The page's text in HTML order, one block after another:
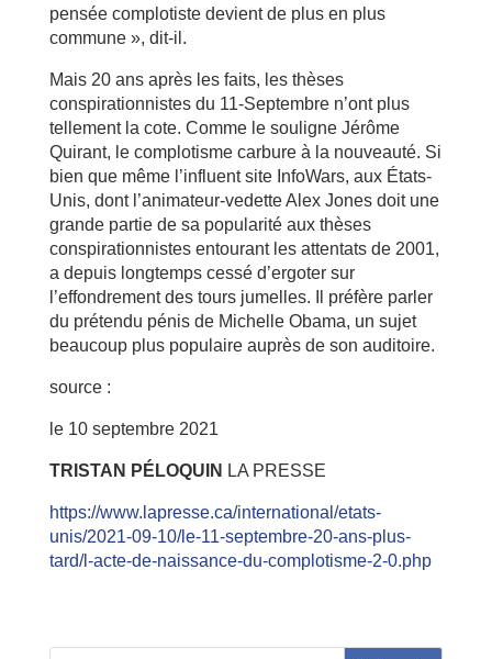
pensée complotiste devient de plus en plus
commune », dit-il.
Mais 20 ans après les faits, les thèses
conspirationnistes du 11-Septembre n’ont plus
tellement la cote. Comme le souligne Jérôme
Quirant, le complotisme carbure à la nouveauté. Si
bien que même l’influent site InfoWars, aux États-
Unis, dont l’animateur-vedette Alex Jones doit une
grande partie de sa popularité aux thèses
conspirationnistes entourant les attentats de 2001,
a depuis longtemps cessé d’ergoter sur
l’effondrement des tours jumelles. Il préfère parler
du prétendu pénis de Michelle Obama, un sujet
beaucoup plus populaire auprès de son auditoire.
source :
le 10 septembre 2021
TRISTAN PÉLOQUIN LA PRESSE
https://www.lapresse.ca/international/etats-
unis/2021-09-10/le-11-septembre-20-ans-plus-
tard/l-acte-de-naissance-du-complotisme-2-0.php